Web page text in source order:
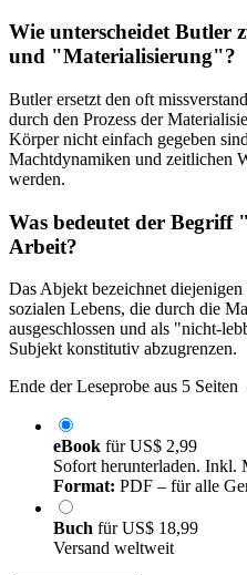
Wie unterscheidet Butler
und "Materialisierung"?
Butler ersetzt den oft
durch den Prozess der
Körper nicht einfach gegeben
Machtdynamiken und zeitlichen
werden.
Was bedeutet der
Arbeit?
Das Abjekt bezeichnet
sozialen Lebens, die durch die
ausgeschlossen und als "nicht-
Subjekt konstitutiv abzugrenzen.
Ende der Leseprobe aus 5 Seiten
eBook fürUS$ 2,99
Sofort herunterladen. Inkl.
Format: PDF – für alle
Buch fürUS$ 18,99
Versand weltweit